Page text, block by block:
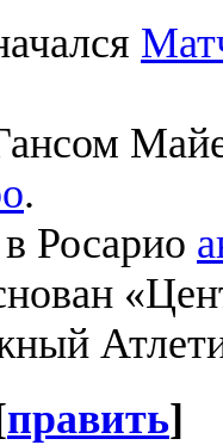
.
Росарио
править]